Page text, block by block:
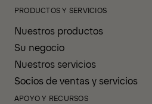
PRODUCTOS Y SERVICIOS
Nuestros productos
Su negocio
Nuestros servicios
Socios de ventas y servicios
APOYO Y RECURSOS